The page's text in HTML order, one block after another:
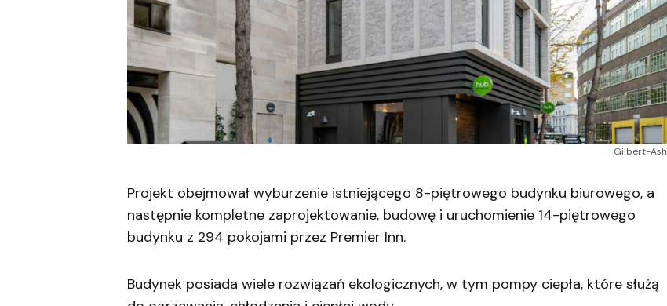
Gilbert-Ash
Projekt obejmował wyburzenie istniejącego 8-piętrowego budynku biurowego, a
następnie kompletne zaprojektowanie, budowę i uruchomienie 14-piętrowego
budynku z 294 pokojami przez Premier Inn.
Budynek posiada wiele rozwiązań ekologicznych, w tym pompy ciepła, które służą